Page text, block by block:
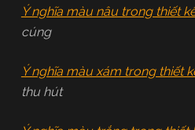
Ý nghĩa màu nâu trong thiết
cúng
Ý nghĩa màu xám trong thiết
thu hút